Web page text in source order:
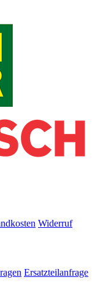
Widerruf
Ersatzteilanfrage